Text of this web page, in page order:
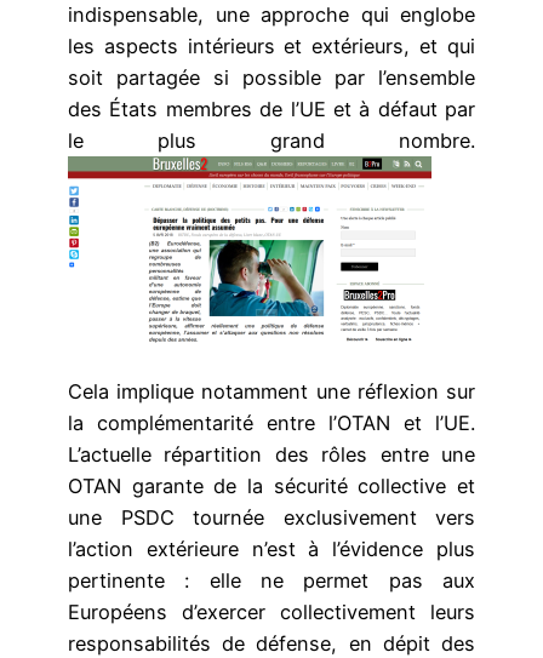
indispensable, une approche qui englobe
les aspects intérieurs et extérieurs, et qui
soit partagée si possible par l’ensemble
des États membres de l’UE et à défaut par
le plus grand nombre.
Cela implique notamment une réflexion sur
la complémentarité entre l’OTAN et l’UE.
L’actuelle répartition des rôles entre une
OTAN garante de la sécurité collective et
une PSDC tournée exclusivement vers
l’action extérieure n’est à l’évidence plus
pertinente : elle ne permet pas aux
Européens d’exercer collectivement leurs
responsabilités de défense, en dépit des